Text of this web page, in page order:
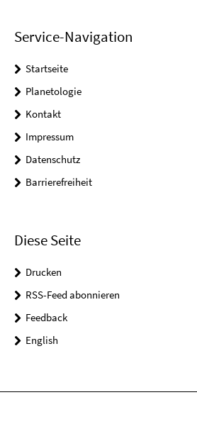
Service-Navigation
Startseite
Planetologie
Kontakt
Impressum
Datenschutz
Barrierefreiheit
Diese Seite
Drucken
RSS-Feed abonnieren
Feedback
English